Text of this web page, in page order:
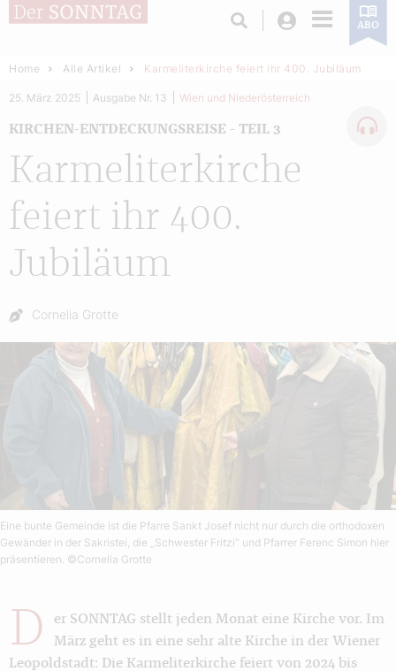
Login ABO
Home Alle Artikel Karmeliterkirche feiert ihr 400. Jubiläum
Karmeliterkirche
feiert ihr 400.
Jubiläum
KIRCHEN-ENTDECKUNGSREISE - TEIL 3
25. März 2025 Ausgabe Nr. 13 Wien und Niederösterreich
Autor:
Cornelia Grotte
Eine bunte Gemeinde ist die Pfarre Sankt Josef nicht nur durch die orthodoxen
Gewänder in der Sakristei, die „Schwester Fritzi“ und Pfarrer Ferenc Simon hier
präsentieren. ©Cornelia Grotte
D
er SONNTAG stellt jeden Monat eine Kirche vor. Im
März geht es in eine sehr alte Kirche in der Wiener
Leopoldstadt: Die Karmeliterkirche feiert von 2024 bis